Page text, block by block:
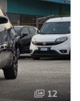
12